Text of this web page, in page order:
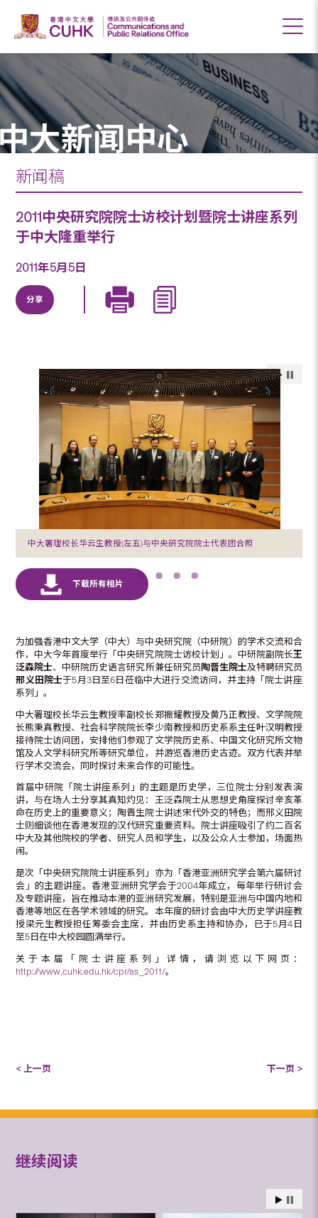
大新闻中心
新闻稿
2011中央研究院院士访校计划暨院士讲座系列
于中大隆重举行
2011年5月5日
分享
中大署理校长华云生教授(左五)与中央研究院院士代表团合照
为加强香港中文大学（中大）与中央研究院（中研院）的学术交流和合
作，中大今年首度举行「中央研究院院士访校计划」。中研院副院长王
泛森院士、中研院历史语言研究所兼任研究员陶晋生 院士及特聘研究员
邢义田院士于5月3日至6日莅临中大进行交流访问，并主持「院士讲座
系列」。
中大署理校长华云生教授率副校长郑振耀教授及黄乃正教授、文学院院
长熊秉真教授、社会科学院院长李少南教授和历史系系主任叶汉明教授
接待院士访问团，安排他们参观了文学院历史系、中国文化研究所文物
馆及人文学科研究所等研究单位，并游览香港历史古迹。双方代表并举
行学术交流会，同时探讨未来合作的可能性。
首届中研院「院士讲座系列」的主题是历史学，三位院士分别发表演
讲，与在场人士分享其真知灼见：王泛森院士从思想史角度探讨辛亥革
命在历史上的重要意义；陶晋生院士讲述宋代外交的特色；而邢义田院
士则细谈他在香港发现的汉代研究重要资料。院士讲座吸引了约二百名
中大及其他院校的学者、研究人员和学生，以及公众人士参加，场面热
闹。
是次「中央研究院院士讲座系列」亦为「香港亚洲研究学会第六届研讨
会」的主题讲座。香港亚洲研究学会于2004年成立，每年举行研讨会
及专题讲座，旨在推动本港的亚洲研究发展，特别是亚洲与中国内地和
香港等地区在各学术领域的研究。本年度的研讨会由中大历史学讲座教
授梁元生教授担任筹委会主席，并由历史系主持和协办，已于5月4日
至5日在中大校园圆满举行。
关于本届「院士讲座系列」详情，请浏览以下网页：
http://www.cuhk.edu.hk/cpr/as_2011/。
< 上一页 下一页 >
继续阅读